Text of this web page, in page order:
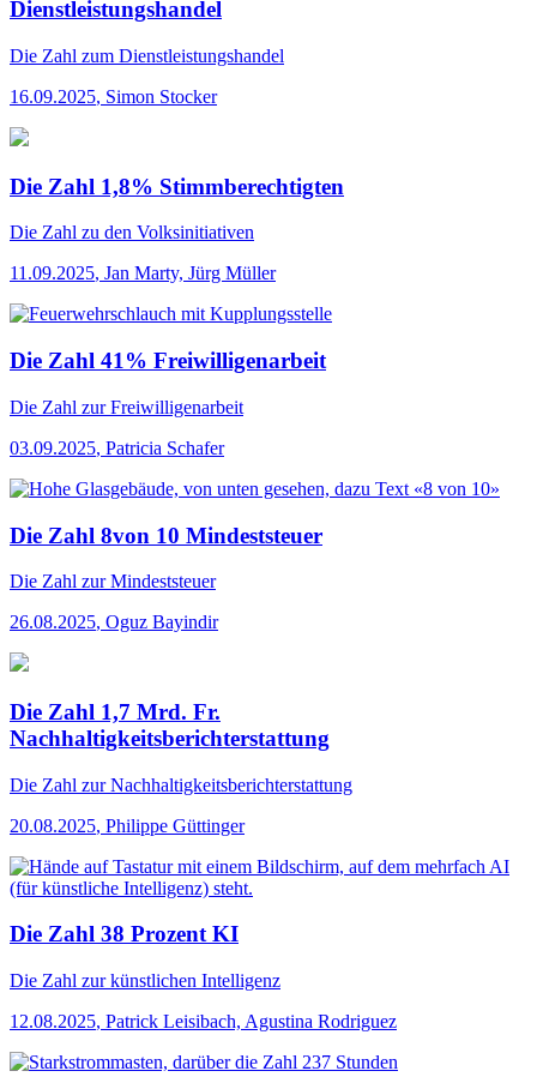
Dienstleistungshandel
Die Zahl zum Dienstleistungshandel
16.09.2025, Simon Stocker
Die Zahl 1,8% Stimmberechtigten
Die Zahl zu den Volksinitiativen
11.09.2025, Jan Marty, Jürg Müller
Die Zahl 41% Freiwilligenarbeit
Die Zahl zur Freiwilligenarbeit
03.09.2025, Patricia Schafer
Die Zahl 8von 10 Mindeststeuer
Die Zahl zur Mindeststeuer
26.08.2025, Oguz Bayindir
Die Zahl 1,7 Mrd. Fr.
Nachhaltigkeitsberichterstattung
Die Zahl zur Nachhaltigkeitsberichterstattung
20.08.2025, Philippe Güttinger
Die Zahl 38 Prozent KI
Die Zahl zur künstlichen Intelligenz
12.08.2025, Patrick Leisibach, Agustina Rodriguez